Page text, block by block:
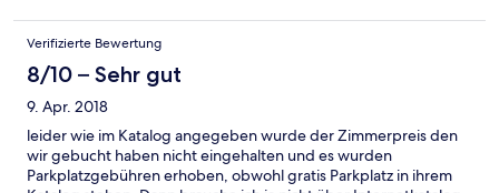
Verifizierte Bewertung
8/10 – Sehr gut
9. Apr. 2018
leider wie im Katalog angegeben wurde der Zimmerpreis den
wir gebucht haben nicht eingehalten und es wurden
Parkplatzgebühren erhoben, obwohl gratis Parkplatz in ihrem